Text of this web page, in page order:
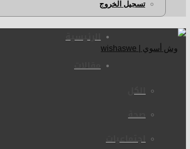
تسجيل الخروج
الرئيسية
مقالات
الكل
صحة
اجتماعيات